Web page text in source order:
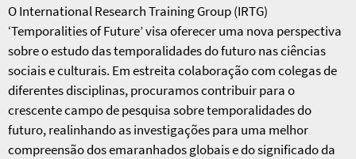
O International Research Training Group (IRTG)
‘Temporalities of Future’ visa oferecer uma nova perspectiva
sobre o estudo das temporalidades do futuro nas ciências
sociais e culturais. Em estreita colaboração com colegas de
diferentes disciplinas, procuramos contribuir para o
crescente campo de pesquisa sobre temporalidades do
futuro, realinhando as investigações para uma melhor
compreensão dos emaranhados globais e do significado da